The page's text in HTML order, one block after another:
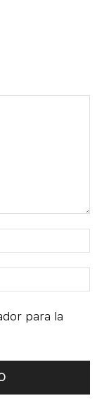
para la